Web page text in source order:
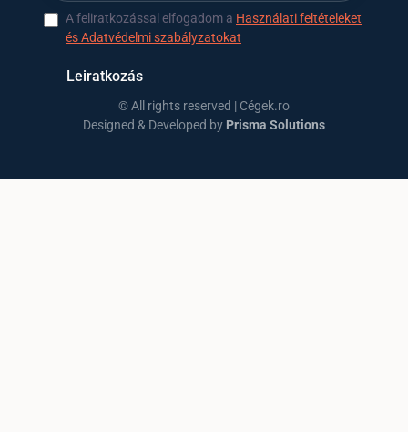
A feliratkozással elfogadom a Használati feltételeket
és Adatvédelmi szabályzatokat
Leiratkozás
© All rights reserved | Cégek.ro
Designed & Developed by Prisma Solutions